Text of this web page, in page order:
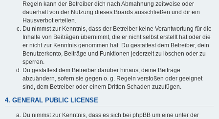
Regeln kann der Betreiber dich nach Abmahnung zeitweise oder
dauerhaft von der Nutzung dieses Boards ausschließen und dir ein
Hausverbot erteilen.
Du nimmst zur Kenntnis, dass der Betreiber keine Verantwortung für die
Inhalte von Beiträgen übernimmt, die er nicht selbst erstellt hat oder die
er nicht zur Kenntnis genommen hat. Du gestattest dem Betreiber, dein
Benutzerkonto, Beiträge und Funktionen jederzeit zu löschen oder zu
sperren.
Du gestattest dem Betreiber darüber hinaus, deine Beiträge
abzuändern, sofern sie gegen o. g. Regeln verstoßen oder geeignet
sind, dem Betreiber oder einem Dritten Schaden zuzufügen.
4. GENERAL PUBLIC LICENSE
Du nimmst zur Kenntnis, dass es sich bei phpBB um eine unter der